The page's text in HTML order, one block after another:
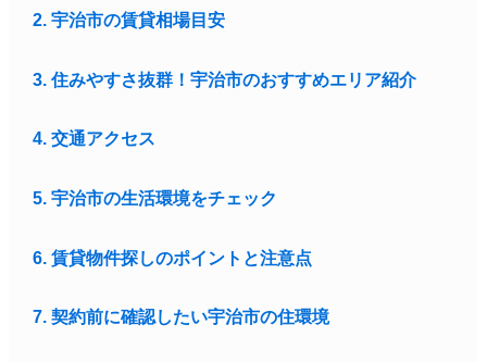
2. 宇治市の賃貸相場目安
3. 住みやすさ抜群！宇治市のおすすめエリア紹介
4. 交通アクセス
5. 宇治市の生活環境をチェック
6. 賃貸物件探しのポイントと注意点
7. 契約前に確認したい宇治市の住環境